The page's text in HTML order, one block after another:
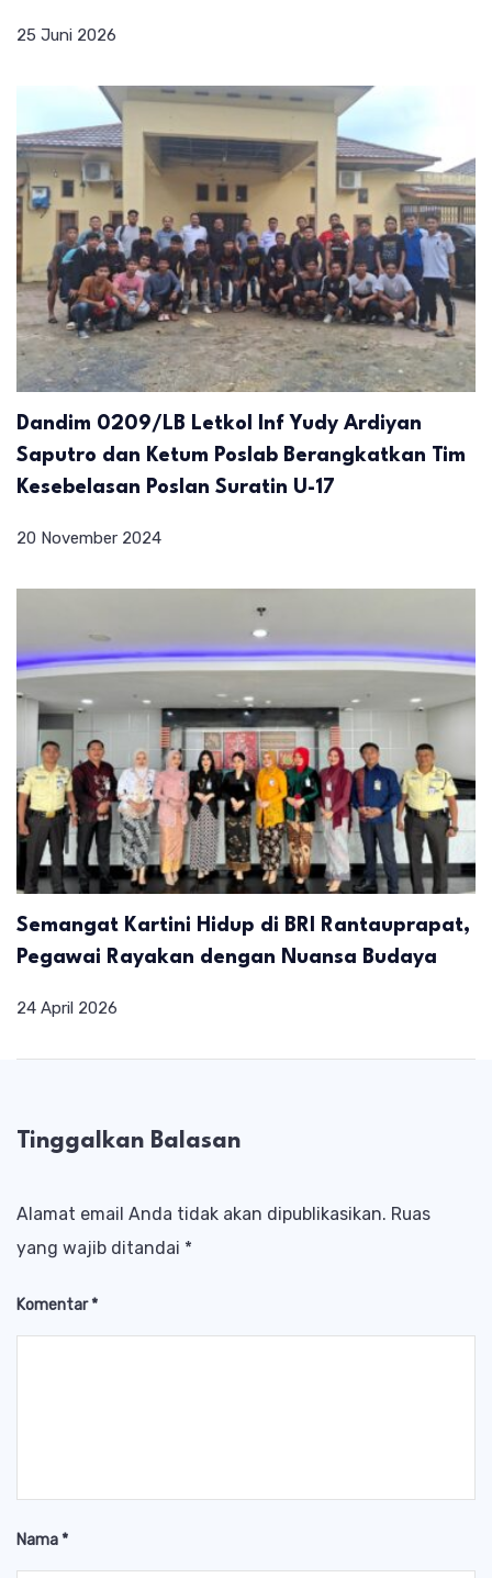
25 Juni 2026
Dandim 0209/LB Letkol Inf Yudy Ardiyan
Saputro dan Ketum Poslab Berangkatkan Tim
Kesebelasan Poslan Suratin U-17
20 November 2024
Semangat Kartini Hidup di BRI Rantauprapat,
Pegawai Rayakan dengan Nuansa Budaya
24 April 2026
Tinggalkan Balasan
Alamat email Anda tidak akan dipublikasikan. Ruas
yang wajib ditandai *
Komentar*
Nama*